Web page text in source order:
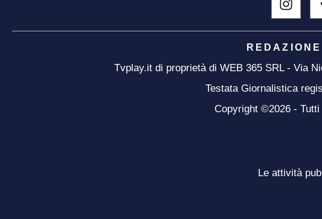
REDAZIONE
Tvplay.it di proprietà di WEB 365 SRL - Via
Testata Giornalistica
Copyright ©2026 -
Le attività